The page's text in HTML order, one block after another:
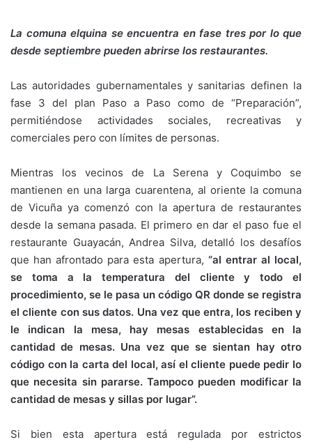
La comuna elquina se encuentra en fase tres por lo que
desde septiembre pueden abrirse los restaurantes.
Las autoridades gubernamentales y sanitarias definen la
fase 3 del plan Paso a Paso como de “Preparación”,
permitiéndose actividades sociales, recreativas y
comerciales pero con límites de personas.
Mientras los vecinos de La Serena y Coquimbo se
mantienen en una larga cuarentena, al oriente la comuna
de Vicuña ya comenzó con la apertura de restaurantes
desde la semana pasada. El primero en dar el paso fue el
restaurante Guayacán, Andrea Silva, detalló los desafíos
que han afrontado para esta apertura, “al entrar al local,
se toma a la temperatura del cliente y todo el
procedimiento, se le pasa un código QR donde se registra
el cliente con sus datos. Una vez que entra, los reciben y
le indican la mesa, hay mesas establecidas en la
cantidad de mesas. Una vez que se sientan hay otro
código con la carta del local, así el cliente puede pedir lo
que necesita sin pararse. Tampoco pueden modificar la
cantidad de mesas y sillas por lugar”.
Si bien esta apertura está regulada por estrictos